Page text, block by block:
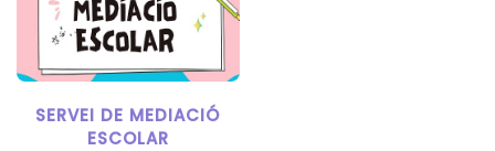
SERVEI DE MEDIACIÓ
ESCOLAR